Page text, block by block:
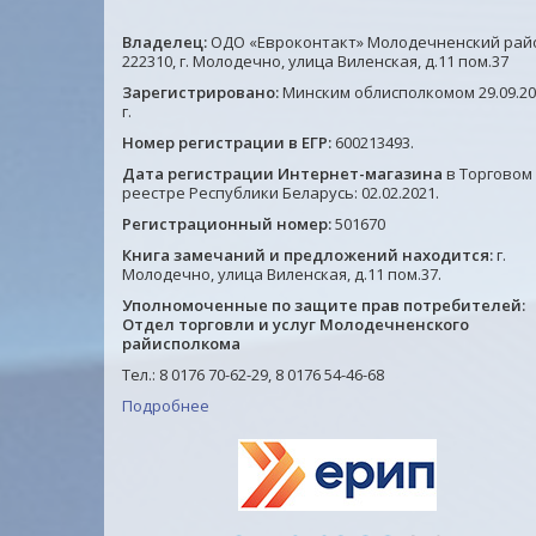
Владелец: ОДО «Евроконтакт» Молодечненский
222310, г. Молодечно, улица Виленская, д.11 пом.37
Зарегистрировано:Минским облисполкомом
г.
Номер регистрации в ЕГР: 600213493.
Дата регистрации Интернет-магазина в Торговом
реестре Республики Беларусь: 02.02.2021.
Регистрационный номер:501670
Книга замечаний и предложений находится:г.
Молодечно, улица Виленская, д.11 пом.37.
Уполномоченные по защите прав потребителей:
Отдел торговли и услуг Молодечненского
райисполкома
Тел.: 8 0176 70-62-29, 8 0176 54-46-68
Подробнее
Подробнее